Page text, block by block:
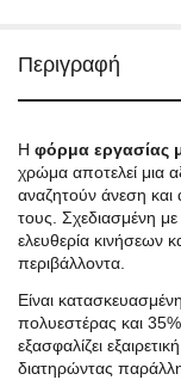
Περιγραφή
Η φόρμα εργασίας
χρώμα αποτελεί μια
αναζητούν άνεση και
τους. Σχεδιασμένη
ελευθερία κινήσεων
περιβάλλοντα.
Είναι
πολυεστέρας και
εξασφαλίζει
διατηρώντας